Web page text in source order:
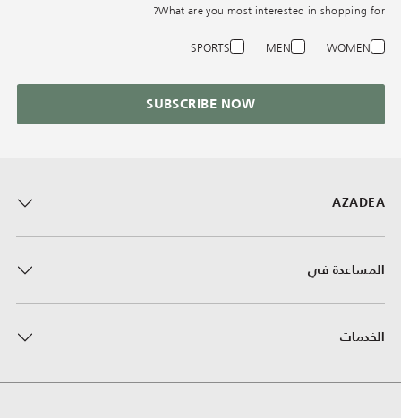
AZADEA
المساعدة في
الخدمات
What are you most interested in shopping for?
WOMEN
MEN
SPORTS
SUBSCRIBE NOW